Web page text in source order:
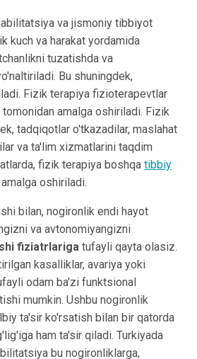
va jismoniy tibbiyot
kuch va harakat yordamida
tuzatishda va
Bu shuningdek,
Fizik terapiya fizioterapevtlar
amalga oshiriladi. Fizik
tadqiqotlar o'tkazadilar, maslahat
va ta'lim xizmatlarini taqdim
fizik terapiya boshqa tibbiy
oshiriladi.
bilan, nogironlik endi hayot
va avtonomiyangizni
fiziatrlariga tufayli qayta olasiz.
kasalliklar, avariya yoki
odam ba'zi funktsional
mumkin. Ushbu nogironlik
ta'sir ko'rsatish bilan bir qatorda
ham ta'sir qiladi. Turkiyada
bu nogironliklarga,